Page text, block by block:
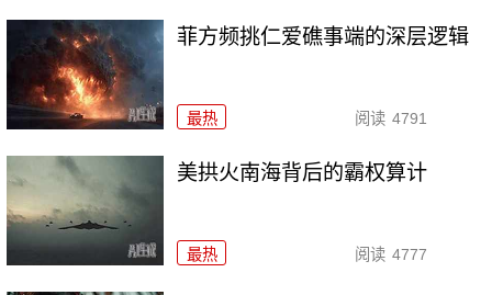
菲方频挑仁爱礁事端的深层逻辑
最热 阅读 4791
美拱火南海背后的霸权算计
最热 阅读 4777